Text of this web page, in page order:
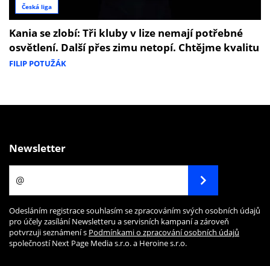
Česká liga
Kania se zlobí: Tři kluby v lize nemají potřebné
osvětlení. Další přes zimu netopí. Chtějme kvalitu
FILIP POTUŽÁK
Newsletter
Odesláním registrace souhlasím se zpracováním svých osobních údajů
pro účely zasílání Newsletteru a servisních kampaní a zároveň
potvrzuji seznámení s Podmínkami o zpracování osobních údajů
společností Next Page Media s.r.o. a Heroine s.r.o.